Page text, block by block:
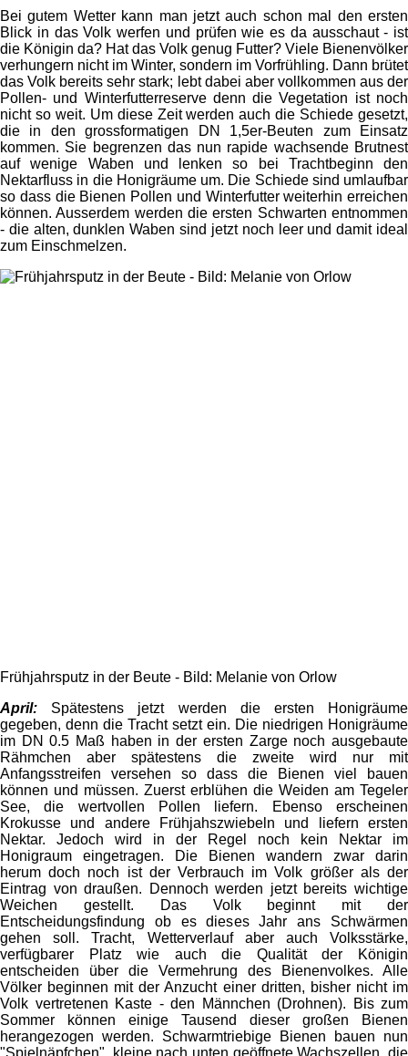
Bei gutem Wetter kann man jetzt auch schon mal den ersten
Blick in das Volk werfen und prüfen wie es da ausschaut - ist
die Königin da? Hat das Volk genug Futter? Viele Bienenvölker
verhungern nicht im Winter, sondern im Vorfrühling. Dann brütet
das Volk bereits sehr stark; lebt dabei aber vollkommen aus der
Pollen- und Winterfutterreserve denn die Vegetation ist noch
nicht so weit. Um diese Zeit werden auch die Schiede gesetzt,
die in den grossformatigen DN 1,5er-Beuten zum Einsatz
kommen. Sie begrenzen das nun rapide wachsende Brutnest
auf wenige Waben und lenken so bei Trachtbeginn den
Nektarfluss in die Honigräume um. Die Schiede sind umlaufbar
so dass die Bienen Pollen und Winterfutter weiterhin erreichen
können. Ausserdem werden die ersten Schwarten entnommen
- die alten, dunklen Waben sind jetzt noch leer und damit ideal
zum Einschmelzen.
Frühjahrsputz in der Beute - Bild: Melanie von Orlow
April: Spätestens jetzt werden die ersten Honigräume
gegeben, denn die Tracht setzt ein. Die niedrigen Honigräume
im DN 0.5 Maß haben in der ersten Zarge noch ausgebaute
Rähmchen aber spätestens die zweite wird nur mit
Anfangsstreifen versehen so dass die Bienen viel bauen
können und müssen. Zuerst erblühen die Weiden am Tegeler
See, die wertvollen Pollen liefern. Ebenso erscheinen
Krokusse und andere Frühjahszwiebeln und liefern ersten
Nektar. Jedoch wird in der Regel noch kein Nektar im
Honigraum eingetragen. Die Bienen wandern zwar darin
herum doch noch ist der Verbrauch im Volk größer als der
Eintrag von draußen. Dennoch werden jetzt bereits wichtige
Weichen gestellt. Das Volk beginnt mit der
Entscheidungsfindung ob es dieses Jahr ans Schwärmen
gehen soll. Tracht, Wetterverlauf aber auch Volksstärke,
verfügbarer Platz wie auch die Qualität der Königin
entscheiden über die Vermehrung des Bienenvolkes. Alle
Völker beginnen mit der Anzucht einer dritten, bisher nicht im
Volk vertretenen Kaste - den Männchen (Drohnen). Bis zum
Sommer können einige Tausend dieser großen Bienen
herangezogen werden. Schwarmtriebige Bienen bauen nun
"Spielnäpfchen", kleine nach unten geöffnete Wachszellen, die